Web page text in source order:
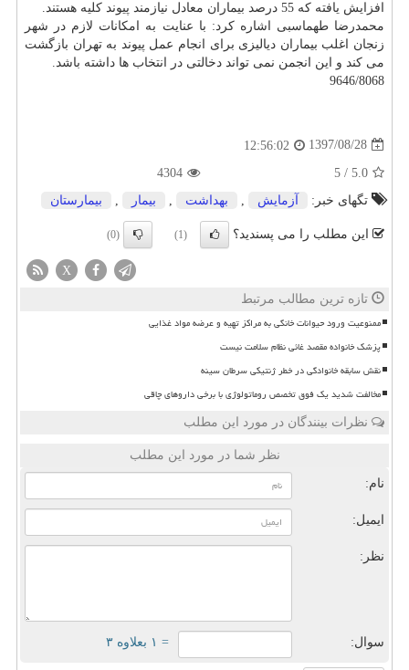
افزایش یافته كه 55 درصد بیماران معادل نیازمند پیوند كلیه هستند.
محمدرضا طهماسبی اشاره كرد: با عنایت به امكانات لازم در شهر
زنجان اغلب بیماران دیالیزی برای انجام عمل پیوند به تهران بازگشت
می كند و این انجمن نمی تواند دخالتی در انتخاب ها داشته باشد.
9646/8068
1397/08/28
12:56:02
5.0
/
5
4304
تگهای خبر:
آزمایش بهداشت بیمار بیمارستان
این مطلب را می پسندید؟ (1)
(0)
X
تازه ترین مطالب مرتبط
ممنوعیت ورود حیوانات خانگی به مراکز تهیه و عرضه مواد غذایی
پزشک خانواده مقصد غائی نظام سلامت نیست
نقش سابقه خانوادگی در خطر ژنتیکی سرطان سینه
مخالفت شدید یک فوق تخصص روماتولوژی با برخی داروهای چاقی
نظرات بینندگان در مورد این مطلب
نظر شما در مورد این مطلب
نام:
ایمیل:
نظر:
سوال: = ۱ بعلاوه ۳